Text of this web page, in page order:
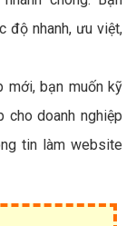
độ nhanh, ưu việt,
mới, bạn muốn kỹ
doanh nghiệp
tin làm website